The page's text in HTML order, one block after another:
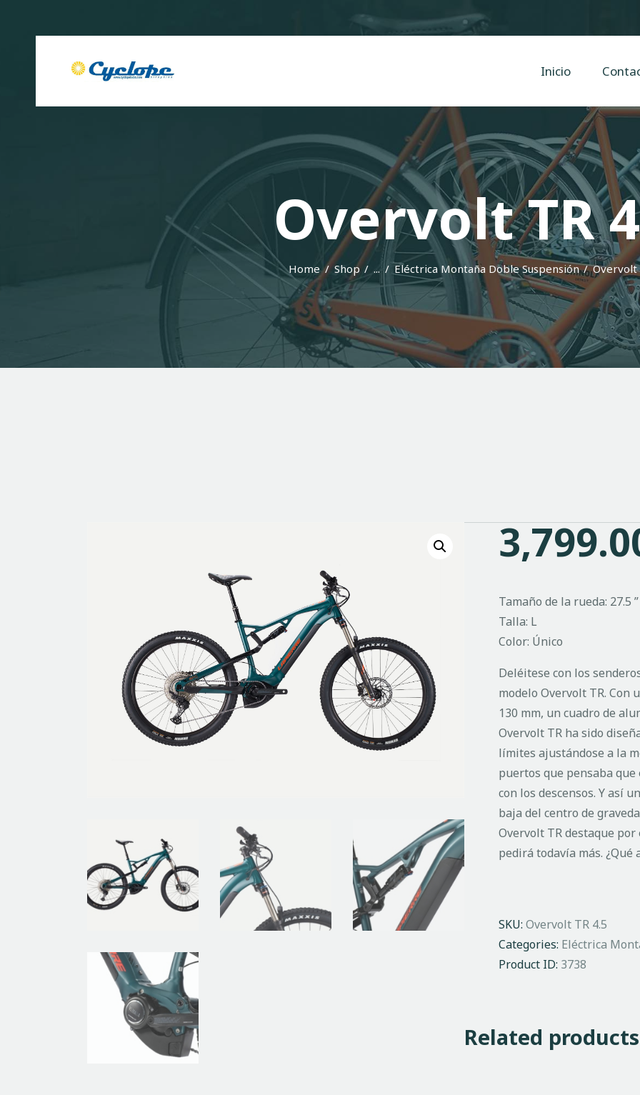
Inicio
Overvolt TR
Home Shop ... Eléctrica Montaña Doble Suspensión Overvolt
Taller y venta de bicis, eléctricas, mtb en Irun, Hondarribia y Hendaya
Inicio
Tamaño de la rueda: 27.5 ”
Talla: L
Color: Único
Deléitese con los
modelo Overvolt TR. Con
130 mm, un cuadro de
Overvolt TR ha sido
límites ajustándose a la
puertos que pensaba que
con los descensos. Y así
baja del centro de
Overvolt TR destaque por
pedirá todavía más. ¿Qué
SKU: Overvolt TR 4.5
Categories: Eléctrica
Product ID: 3738
Related products